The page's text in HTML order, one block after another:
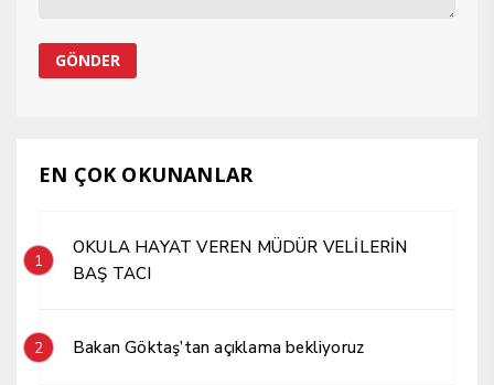
EN ÇOK OKUNANLAR
1
OKULA HAYAT VEREN MÜDÜR VELİLERİN
BAŞ TACI
2 Bakan Göktaş’tan açıklama bekliyoruz